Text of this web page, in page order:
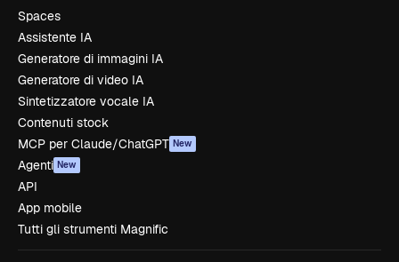
Spaces
Assistente IA
Generatore di immagini IA
Generatore di video IA
Sintetizzatore vocale IA
Contenuti stock
MCP per Claude/ChatGPT New
Agenti New
API
App mobile
Tutti gli strumenti Magnific